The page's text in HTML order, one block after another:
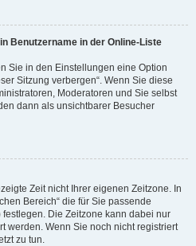
Benutzername in der Online-Liste
Sie in den Einstellungen eine Option
Sitzung verbergen“. Wenn Sie diese
Moderatoren und Sie selbst
dann als unsichtbarer Besucher
Zeit nicht Ihrer eigenen Zeitzone. In
Bereich“ die für Sie passende
Die Zeitzone kann dabei nur
werden. Wenn Sie noch nicht registriert
zu tun.